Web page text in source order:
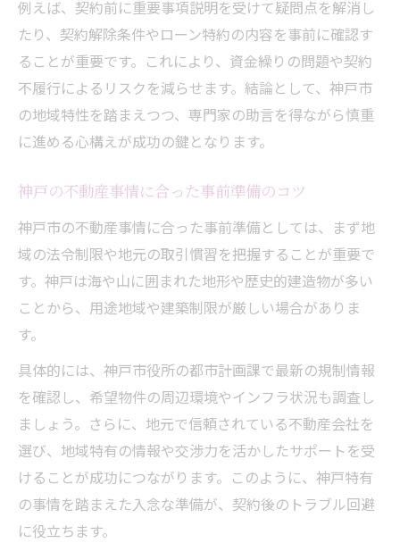
不動産契約書の重要事項を見落とさないコ
ツ
契約前の不動産条件確認で安心取引を実現
ローン特約や手付金のポイントを押さえる
抵当権・法令制限を事前に徹底チェック
安心取引のための不動産契約手順解説
不動産契約の基本手順と流れを分かりやす
く
神戸市で安全に契約を進めるための段取り
契約書類準備と必要な確認事項の整理法
介
不動産会社のサポート活用で手続きも安心
兵庫県神戸市で失敗しない契約のコツ
神戸市の不動産取引でよくある失敗例とは
契約前に抑えるべき不動産リサーチの秘訣
不動産会社選びが契約成功を左右する理由
例えば、契約前に重要事項説明を受けて疑問点を解消し
たり、契約解除条件やローン特約の内容を事前に確認す
ることが重要です。これにより、資金繰りの問題や契約
不履行によるリスクを減らせます。結論として、神戸市
の地域特性を踏まえつつ、専門家の助言を得ながら慎重
に進める心構えが成功の鍵となります。
神戸の不動産事情に合った事前準備のコツ
神戸市の不動産事情に合った事前準備としては、まず地
域の法令制限や地元の取引慣習を把握することが重要で
す。神戸は海や山に囲まれた地形や歴史的建造物が多い
ことから、用途地域や建築制限が厳しい場合がありま
す。
具体的には、神戸市役所の都市計画課で最新の規制情報
を確認し、希望物件の周辺環境やインフラ状況も調査し
ましょう。さらに、地元で信頼されている不動産会社を
選び、地域特有の情報や交渉力を活かしたサポートを受
けることが成功につながります。このように、神戸特有
の事情を踏まえた入念な準備が、契約後のトラブル回避
に役立ちます。